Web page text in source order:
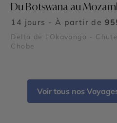
Du Botswana au
14 jours - À partir de
Delta de l'Okavango -
Chobe
Voir tous nos